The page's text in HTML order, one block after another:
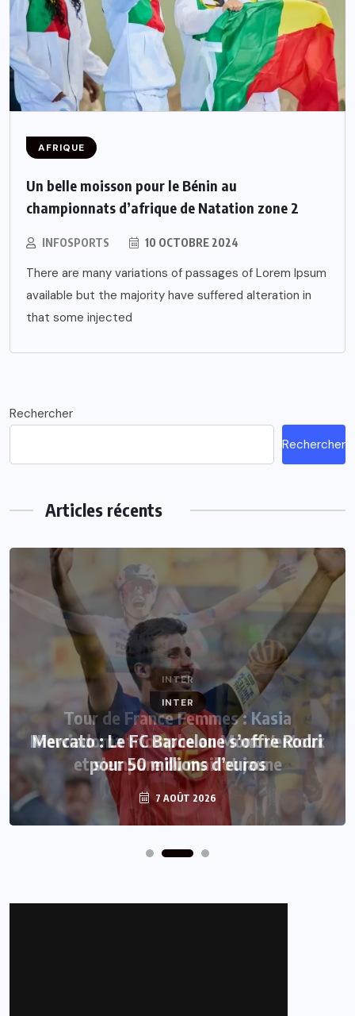
AFRIQUE
Un belle moisson pour le Bénin au
championnats d’afrique de Natation zone 2
INFOSPORTS 10 OCTOBRE 2024
There are many variations of passages of Lorem Ipsum
available but the majority have suffered alteration in
that some injected
Rechercher
Rechercher
Articles récents
INTER
Mercato : Le FC Barcelone s’offre Rodri
pour 50 millions d’euros
7 AOÛT 2026